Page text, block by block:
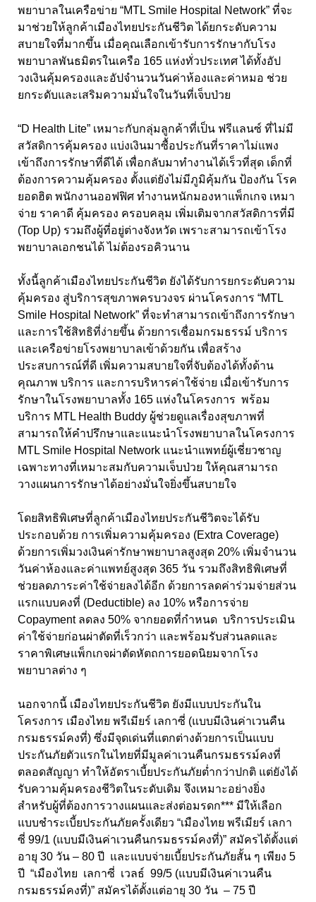
พยาบาลในเครือข่าย “MTL Smile Hospital Network” ที่จะ
มาช่วยให้ลูกค้าเมืองไทยประกันชีวิต ได้ยกระดับความ
สบายใจที่มากขึ้น เมื่อคุณเลือกเข้ารับการรักษากับโรง
พยาบาลพันธมิตรในเครือ 165 แห่งทั่วประเทศ ได้ทั้งอัป
วงเงินคุ้มครองและอัปจำนวนวันค่าห้องและค่าหมอ ช่วย
ยกระดับและเสริมความมั่นใจในวันที่เจ็บป่วย
“D Health Lite” เหมาะกับกลุ่มลูกค้าที่เป็น ฟรีแลนซ์ ที่ไม่มี
สวัสดิการคุ้มครอง แบ่งเงินมาซื้อประกันที่ราคาไม่แพง
เข้าถึงการรักษาที่ดีได้ เพื่อกลับมาทำงานได้เร็วที่สุด เด็กที่
ต้องการความคุ้มครอง ตั้งแต่ยังไม่มีภูมิคุ้มกัน ป้องกัน โรค
ยอดฮิต พนักงานออฟฟิศ ทำงานหนักมองหาแพ็กเกจ เหมา
จ่าย ราคาดี คุ้มครอง ครอบคลุม เพิ่มเติมจากสวัสดิการที่มี
(Top Up) รวมถึงผู้ที่อยู่ต่างจังหวัด เพราะสามารถเข้าโรง
พยาบาลเอกชนได้ ไม่ต้องรอคิวนาน
ทั้งนี้ลูกค้าเมืองไทยประกันชีวิต ยังได้รับการยกระดับความ
คุ้มครอง สู่บริการสุขภาพครบวงจร ผ่านโครงการ “MTL
Smile Hospital Network” ที่จะทำสามารถเข้าถึงการรักษา
และการใช้สิทธิที่ง่ายขึ้น ด้วยการเชื่อมกรมธรรม์ บริการ
และเครือข่ายโรงพยาบาลเข้าด้วยกัน เพื่อสร้าง
ประสบการณ์ที่ดี เพิ่มความสบายใจที่จับต้องได้ทั้งด้าน
คุณภาพ บริการ และการบริหารค่าใช้จ่าย เมื่อเข้ารับการ
รักษาในโรงพยาบาลทั้ง 165 แห่งในโครงการ พร้อม
บริการ MTL Health Buddy ผู้ช่วยดูแลเรื่องสุขภาพที่
สามารถให้คำปรึกษาและแนะนำโรงพยาบาลในโครงการ
MTL Smile Hospital Network แนะนำแพทย์ผู้เชี่ยวชาญ
เฉพาะทางที่เหมาะสมกับความเจ็บป่วย ให้คุณสามารถ
วางแผนการรักษาได้อย่างมั่นใจยิ่งขึ้นสบายใจ
โดยสิทธิพิเศษที่ลูกค้าเมืองไทยประกันชีวิตจะได้รับ
ประกอบด้วย การเพิ่มความคุ้มครอง (Extra Coverage)
ด้วยการเพิ่มวงเงินค่ารักษาพยาบาลสูงสุด 20% เพิ่มจำนวน
วันค่าห้องและค่าแพทย์สูงสุด 365 วัน รวมถึงสิทธิพิเศษที่
ช่วยลดภาระค่าใช้จ่ายลงได้อีก ด้วยการลดค่าร่วมจ่ายส่วน
แรกแบบคงที่ (Deductible) ลง 10% หรือการจ่าย
Copayment ลดลง 50% จากยอดที่กำหนด บริการประเมิน
ค่าใช้จ่ายก่อนผ่าตัดที่เร็วกว่า และพร้อมรับส่วนลดและ
ราคาพิเศษแพ็กเกจผ่าตัดหัตถการยอดนิยมจากโรง
พยาบาลต่าง ๆ
นอกจากนี้ เมืองไทยประกันชีวิต ยังมีแบบประกันใน
โครงการ เมืองไทย พรีเมียร์ เลกาซี่ (แบบมีเงินค่าเวนคืน
กรมธรรม์คงที่) ซึ่งมีจุดเด่นที่แตกต่างด้วยการเป็นแบบ
ประกันภัยตัวแรกในไทยที่มีมูลค่าเวนคืนกรมธรรม์คงที่
ตลอดสัญญา ทำให้อัตราเบี้ยประกันภัยต่ำกว่าปกติ แต่ยังได้
รับความคุ้มครองชีวิตในระดับเดิม จึงเหมาะอย่างยิ่ง
สำหรับผู้ที่ต้องการวางแผนและส่งต่อมรดก*** มีให้เลือก
แบบชำระเบี้ยประกันภัยครั้งเดียว “เมืองไทย พรีเมียร์ เลกา
ซี่ 99/1 (แบบมีเงินค่าเวนคืนกรมธรรม์คงที่)” สมัครได้ตั้งแต่
อายุ 30 วัน – 80 ปี และแบบจ่ายเบี้ยประกันภัยสั้น ๆ เพียง 5
ปี “เมืองไทย เลกาซี่ เวลธ์ 99/5 (แบบมีเงินค่าเวนคืน
กรมธรรม์คงที่)” สมัครได้ตั้งแต่อายุ 30 วัน – 75 ปี